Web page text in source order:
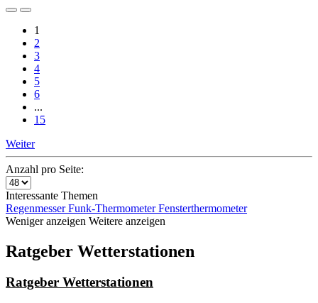
1
2
3
4
5
6
...
15
Weiter
Anzahl pro Seite:
Interessante Themen
RegenmesserFunk-ThermometerFensterthermometer
Weniger anzeigen Weitere anzeigen
Ratgeber Wetterstationen
Ratgeber Wetterstationen